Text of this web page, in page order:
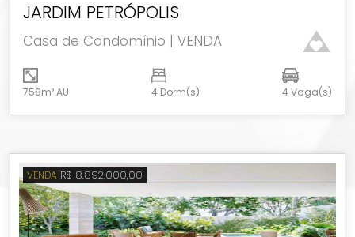
JARDIM PETRÓPOLIS
Casa de Condomínio | VENDA
758m² AU 4 Dorm(s) 4 Vaga(s)
VENDA R$ 8.892.000,00